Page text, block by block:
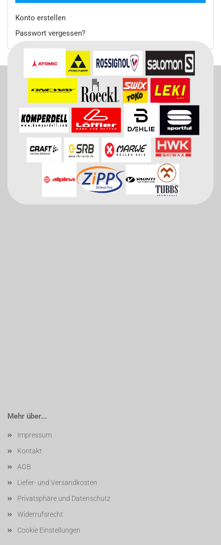
Konto erstellen
Passwort vergessen?
Mehr über...
Impressum
Kontakt
AGB
Liefer- und Versandkosten
Privatsphäre und Datenschutz
Widerrufsrecht
Cookie Einstellungen